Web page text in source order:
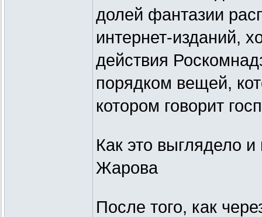
долей фантазии
интернет-изданий,
действия
порядком вещей,
котором говорит
Как это выглядело
Жарова
После того, как